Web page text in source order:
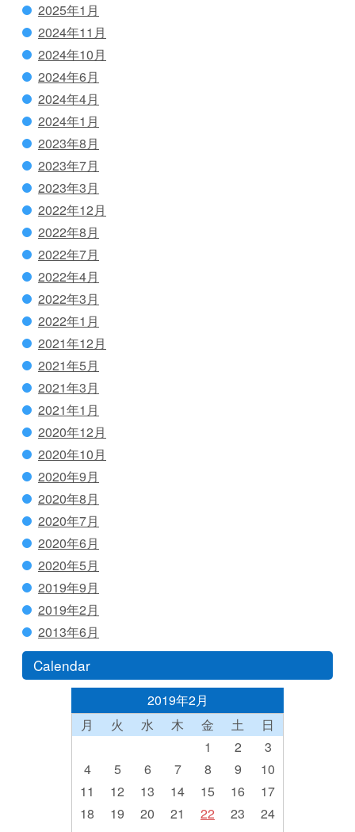
2025年1月
2024年11月
2024年10月
2024年6月
2024年4月
2024年1月
2023年8月
2023年7月
2023年3月
2022年12月
2022年8月
2022年7月
2022年4月
2022年3月
2022年1月
2021年12月
2021年5月
2021年3月
2021年1月
2020年12月
2020年10月
2020年9月
2020年8月
2020年7月
2020年6月
2020年5月
2019年9月
2019年2月
2013年6月
Calendar
2019年2月
月
火 水 木 金 土
日
1
2
3
4
5 6 7 8 9
10
11
12 13 14 15 16
17
18
19 20 21 22 23
24